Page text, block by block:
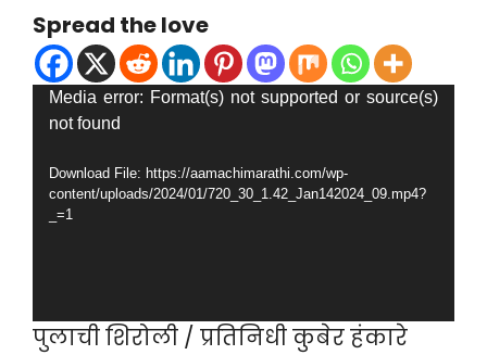
Spread the love
Video
Player
Media error: Format(s) not supported or source(s)
not found
Download File: https://aamachimarathi.com/wp-
content/uploads/2024/01/720_30_1.42_Jan142024_09.mp4?
_=1
पुलाची शिरोली / प्रतिनिधी कुबेर हंकारे